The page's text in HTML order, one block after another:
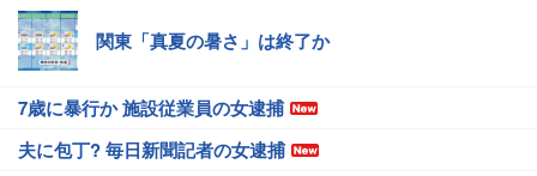
関東「真夏の暑さ」は終了か
7歳に暴行か 施設従業員の女逮捕
夫に包丁? 毎日新聞記者の女逮捕